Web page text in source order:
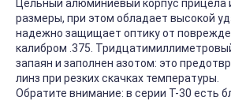
Цельный алюминиевый корпус прицела
размеры, при этом обладает высокой
надежно защищает оптику от
калибром .375.
запаян и заполнен азотом: это
линз при резких скачках температуры.
Обратите внимание: в серии T-30 есть